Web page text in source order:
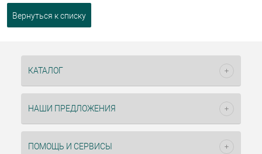
Вернуться к списку
КАТАЛОГ
НАШИ ПРЕДЛОЖЕНИЯ
ПОМОЩЬ И СЕРВИСЫ